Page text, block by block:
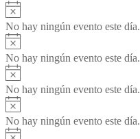
Aviso
No hay ningún evento este día.
Aviso
No hay ningún evento este día.
Aviso
No hay ningún evento este día.
Aviso
No hay ningún evento este día.
Aviso